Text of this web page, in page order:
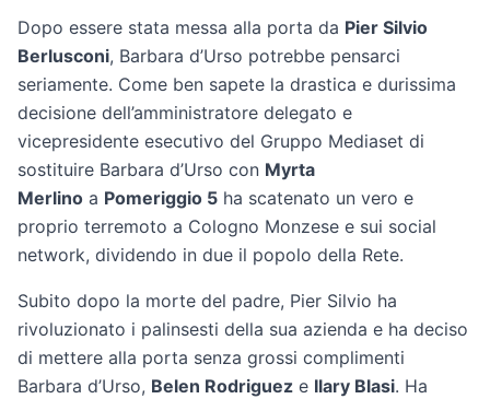
Dopo essere stata messa alla porta da Pier Silvio
Berlusconi, Barbara d’Urso potrebbe pensarci
seriamente. Come ben sapete la drastica e durissima
decisione dell’amministratore delegato e
vicepresidente esecutivo del Gruppo Mediaset di
sostituire Barbara d’Urso con Myrta
Merlino a Pomeriggio 5 ha scatenato un vero e
proprio terremoto a Cologno Monzese e sui social
network, dividendo in due il popolo della Rete.
Subito dopo la morte del padre, Pier Silvio ha
rivoluzionato i palinsesti della sua azienda e ha deciso
di mettere alla porta senza grossi complimenti
Barbara d’Urso, Belen Rodriguez e Ilary Blasi. Ha